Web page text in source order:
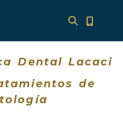
Dental Lacaci
de